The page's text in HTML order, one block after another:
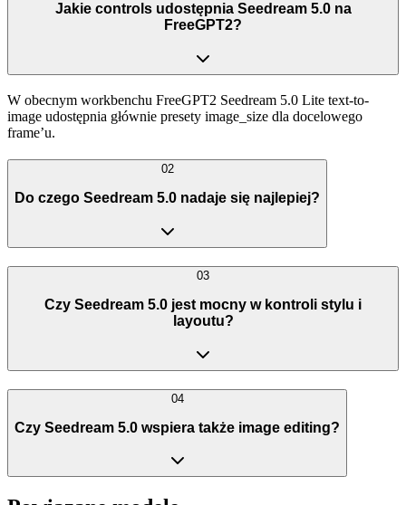
Jakie controls udostępnia Seedream 5.0 na
FreeGPT2?
W obecnym workbenchu FreeGPT2 Seedream 5.0 Lite text-to-
image udostępnia głównie presety image_size dla docelowego
frame’u.
02
Do czego Seedream 5.0 nadaje się najlepiej?
03
Czy Seedream 5.0 jest mocny w kontroli stylu i
layoutu?
04
Czy Seedream 5.0 wspiera także image editing?